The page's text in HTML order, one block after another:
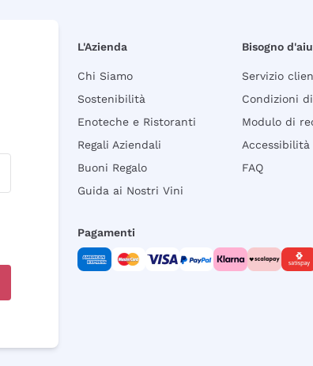
L'Azienda
Chi Siamo
Sostenibilità
Enoteche e Ristoranti
Regali Aziendali
Buoni Regalo
Guida ai Nostri Vini
Bisogno
Servizio
Condizioni
Modulo di
Accessibilità
FAQ
Pagamenti